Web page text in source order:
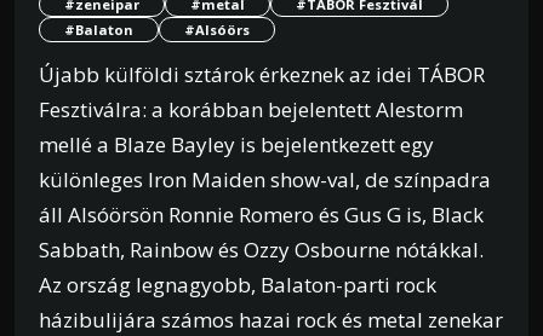
#zeneipar #metal
#TÁBOR Fesztivál
#Balaton
#Alsóörs
Újabb külföldi sztárok érkeznek az idei TÁBOR
Fesztiválra: a korábban bejelentett Alestorm
mellé a Blaze Bayley is bejelentkezett egy
különleges Iron Maiden show-val, de színpadra
áll Alsóörsön Ronnie Romero és Gus G is, Black
Sabbath, Rainbow és Ozzy Osbourne nótákkal.
Az ország legnagyobb, Balaton-parti rock
házibulijára számos hazai rock és metal zenekar